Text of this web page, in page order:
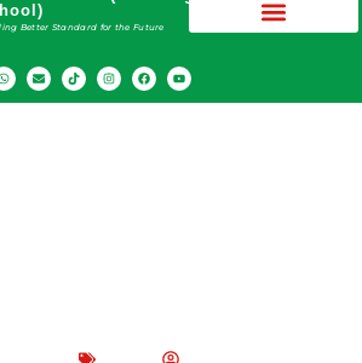
Better Standard for the Future